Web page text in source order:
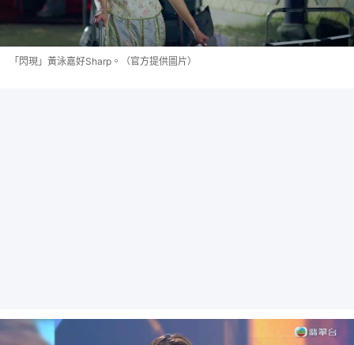
「閃現」黃泳嘉好Sharp。（官方提供圖片）